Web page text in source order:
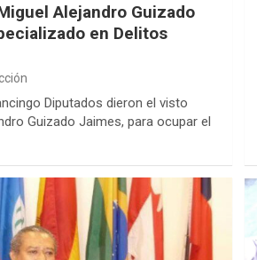
Alejandro Guizado
en Delitos
Diputados dieron el visto
Guizado Jaimes, para ocupar el